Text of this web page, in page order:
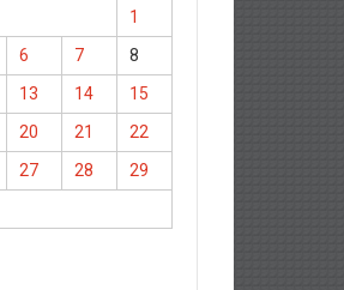
1
6 7
8
13 14
15
20 21
22
27 28
29